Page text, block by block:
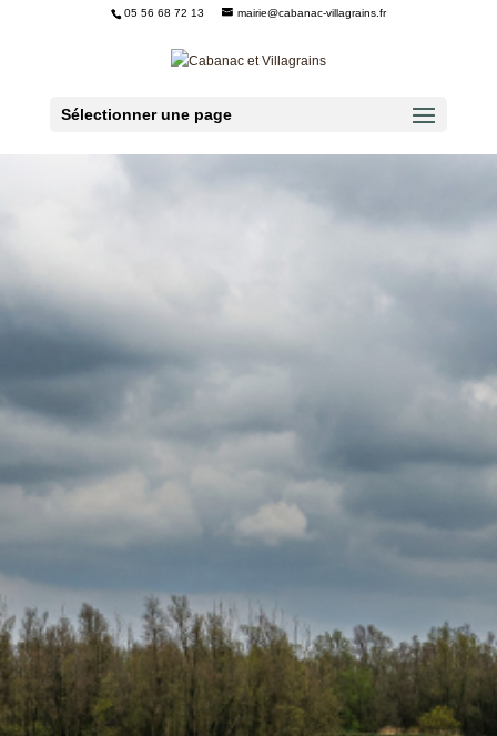
05 56 68 72 13 mairie@cabanac-villagrains.fr
Sélectionner une page